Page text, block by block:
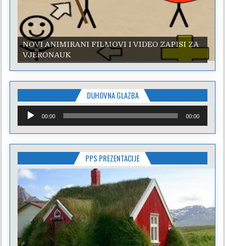
NOVI ANIMIRANI FILMOVI I VIDEO ZAPISI ZA
VJERONAUK
DUHOVNA GLAZBA
Reproduktor
audiozapisa
00:00 00:00
PPS PREZENTACIJE